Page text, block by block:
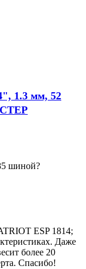
1.3 мм, 52
шиной?
ESP 1814;
Даже
более 20
Спасибо!